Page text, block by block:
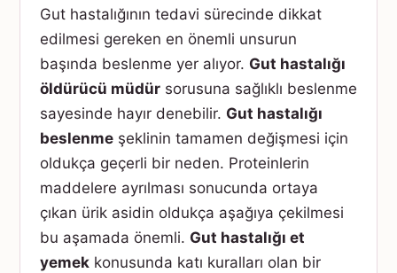
Gut hastalığının tedavi sürecinde dikkat
edilmesi gereken en önemli unsurun
başında beslenme yer alıyor. Gut hastalığı
öldürücü müdür sorusuna sağlıklı beslenme
sayesinde hayır denebilir. Gut hastalığı
beslenme şeklinin tamamen değişmesi için
oldukça geçerli bir neden. Proteinlerin
maddelere ayrılması sonucunda ortaya
çıkan ürik asidin oldukça aşağıya çekilmesi
bu aşamada önemli. Gut hastalığı et
yemek konusunda katı kuralları olan bir